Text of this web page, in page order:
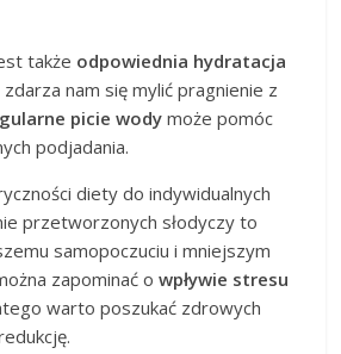
także odpowiednia hydratacja
zdarza nam się mylić pragnienie z
picie wodymoże pomóc
podjadania.
diety do indywidualnych
przetworzonych słodyczy to
samopoczuciu i mniejszym
zapominać owpływie stresu
warto poszukać zdrowych